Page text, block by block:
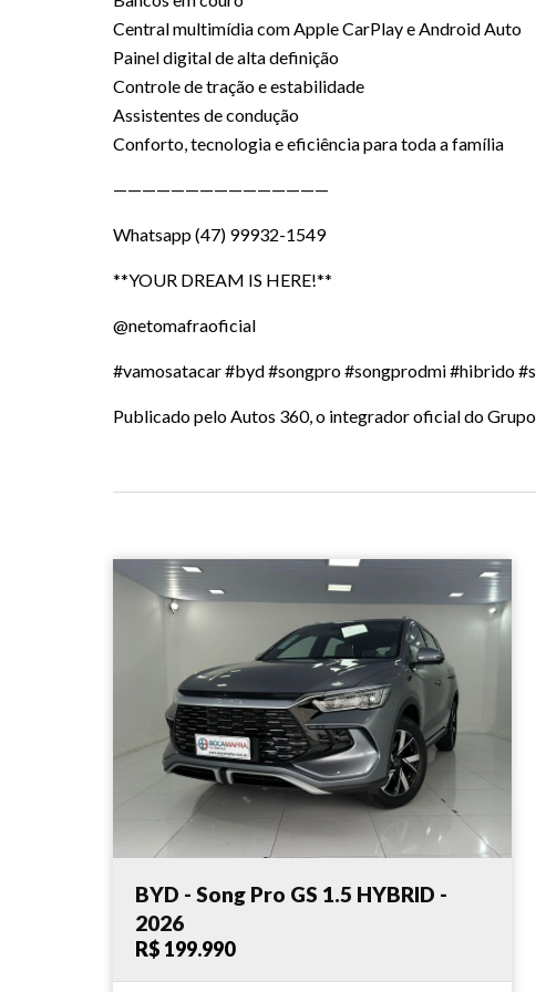
Central multimídia com Apple CarPlay e Android Auto
Painel digital de alta definição
Controle de tração e estabilidade
Assistentes de condução
Conforto, tecnologia e eficiência para toda a família
———————————————
Whatsapp (47) 99932-1549
**YOUR DREAM IS HERE!**
@netomafraoficial
#vamosatacar #byd #songpro #songprodmi #hibrido
Publicado pelo Autos 360, o integrador oficial do
BYD - Song Pro GS 1.5 HYBRID -
2026
R$ 199.990